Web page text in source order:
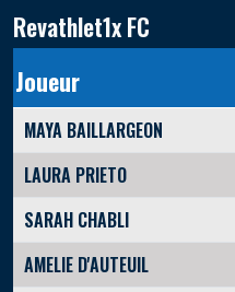
Revathlet1x FC
Joueur
MAYA BAILLARGEON
LAURA PRIETO
SARAH CHABLI
AMELIE D'AUTEUIL